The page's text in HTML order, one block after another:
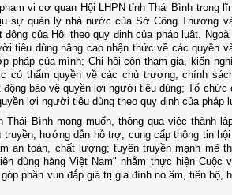
vi cơ quan Hội LHPN tỉnh Thái Bình trong
sự quản lý nhà nước của Sở Công Thương
của Hội theo quy định của pháp luật.
tiêu dùng nâng cao nhận thức về các quyền
pháp của mình; Chi hội còn tham gia, kiến
có thẩm quyền về các chủ trương, chính
bảo vệ quyền lợi người tiêu dùng; Tổ chức
lợi người tiêu dùng theo quy định của pháp
Thái Bình mong muốn, thông qua việc thành
truyền, hướng dẫn hỗ trợ, cung cấp thông tin
an toàn, chất lượng; tuyên truyền mạnh mẽ
dùng hàng Việt Nam" nhằm thực hiện Cuộc
phần vun đắp giá trị gia đình no ấm, tiến bộ,